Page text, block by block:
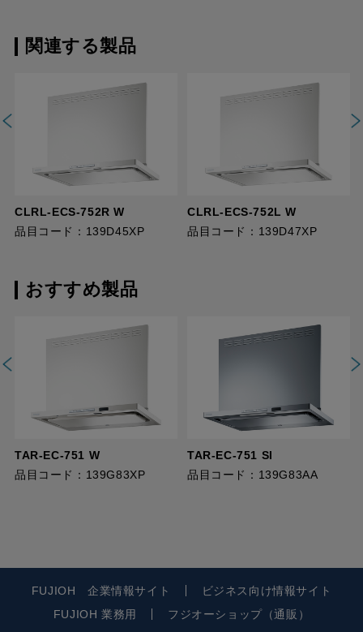
関連する製品
CLRL-ECS-752R W
品目コード：139D45XP
CLRL-ECS-752L W
品目コード：139D47XP
おすすめ製品
TAR-EC-751 W
品目コード：139G83XP
TAR-EC-751 SI
品目コード：139G83AA
FUJIOH 企業情報サイト
ビジネス向け情報サイト
FUJIOH 業務用
フジオーショップ（通販）